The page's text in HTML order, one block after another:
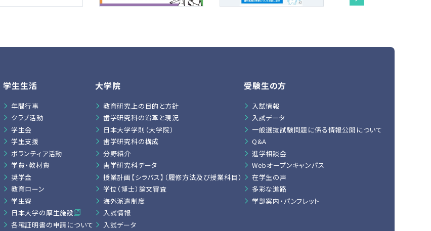
学生生活
年間行事
クラブ活動
学生会
学生支援
ボランティア活動
学費・教材費
奨学金
教育ローン
学生寮
日本大学の厚生施設
各種証明書の申請について
大学院
教育研究上の目的と方針
歯学研究科の沿革と現況
日本大学学則（大学院）
歯学研究科の構成
分野紹介
歯学研究科データ
授業計画【シラバス】（履修方法及び授業科目）
学位（博士）論文審査
海外派遣制度
入試情報
入試データ
受験生の方
入試情報
入試データ
一般選抜試験問題に係る情報公開について
Q&A
進学相談会
Webオープンキャンパス
在学生の声
多彩な進路
学部案内・パンフレット